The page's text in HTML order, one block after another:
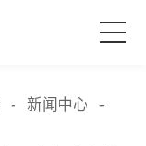
- 新闻中心
-